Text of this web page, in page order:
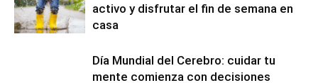
activo y disfrutar el fin de semana en
casa
Día Mundial del Cerebro: cuidar tu
mente comienza con decisiones